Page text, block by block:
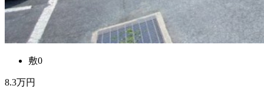
敷0
8.3万円